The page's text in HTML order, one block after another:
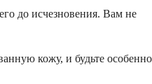
до исчезновения. Вам не
кожу, и будьте особенно